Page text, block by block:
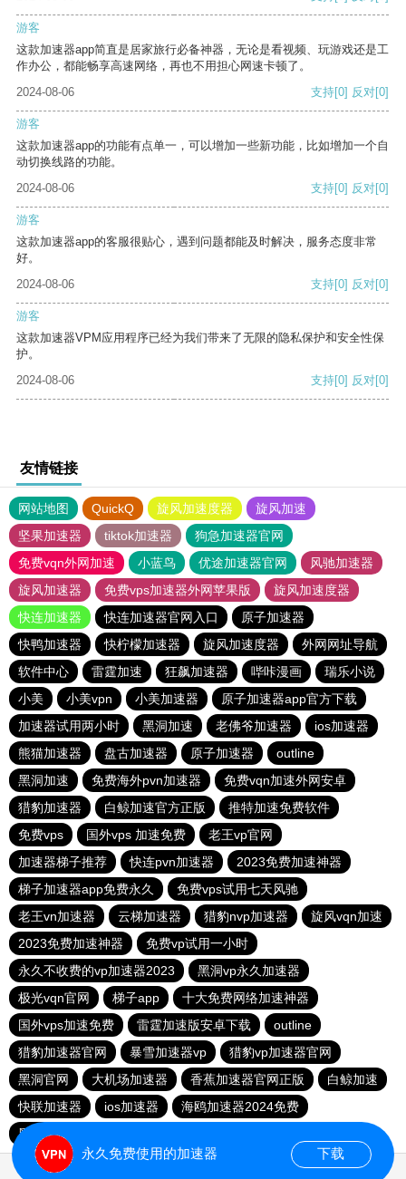
游客
这款加速器app简直是居家旅行必备神器，无论是看视频、玩游戏还是工
作办公，都能畅享高速网络，再也不用担心网速卡顿了。
2024-08-06
支持[0] 反对[0]
游客
这款加速器app的功能有点单一，可以增加一些新功能，比如增加一个自
动切换线路的功能。
2024-08-06
支持[0] 反对[0]
游客
这款加速器app的客服很贴心，遇到问题都能及时解决，服务态度非常
好。
2024-08-06
支持[0] 反对[0]
游客
这款加速器VPM应用程序已经为我们带来了无限的隐私保护和安全性保
护。
2024-08-06
支持[0] 反对[0]
友情链接
网站地图 QuickQ 旋风加速度器
旋风加速
坚果加速器
tiktok加速器
狗急加速器官网
免费vqn外网加速
小蓝鸟 优途加速器官网
风驰加速器
旋风加速器
免费vps加速器外网苹果版
旋风加速度器
快连加速器
快连加速器官网入口
原子加速器
快鸭加速器
快柠檬加速器 旋风加速度器
外网网址导航
软件中心
雷霆加速 狂飙加速器 哔咔漫画
瑞乐小说
小美
小美vpn 小美加速器
原子加速器app官方下载
加速器试用两小时
黑洞加速 老佛爷加速器
ios加速器
熊猫加速器
盘古加速器 原子加速器
outline
黑洞加速
免费海外pvn加速器
免费vqn加速外网安卓
猎豹加速器
白鲸加速官方正版
推特加速免费软件
免费vps
国外vps 加速免费
老王vp官网
加速器梯子推荐
快连pvn加速器
2023免费加速神器
梯子加速器app免费永久
免费vps试用七天风驰
老王vn加速器
云梯加速器 猎豹nvp加速器
旋风vqn加速
2023免费加速神器
免费vp试用一小时
永久不收费的vp加速器2023
黑洞vp永久加速器
极光vqn官网
梯子app
十大免费网络加速神器
国外vps加速免费
雷霆加速版安卓下载
outline
猎豹加速器官网
暴雪加速器vp
猎豹vp加速器官网
黑洞官网
大机场加速器 香蕉加速器官网正版
白鲸加速
快联加速器
ios加速器
海鸥加速器2024免费
黑洞加速npv官网下载
永久免费使用的加速器 下载